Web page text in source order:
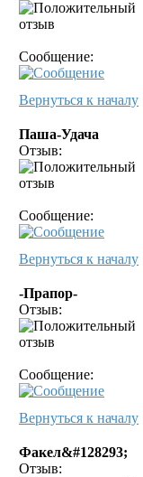
Сообщение:
Вернуться к началу
Паша-Удача
Отзыв:
Сообщение:
Вернуться к началу
-Прапор-
Отзыв:
Сообщение:
Вернуться к началу
Факел&#128293;
Отзыв: